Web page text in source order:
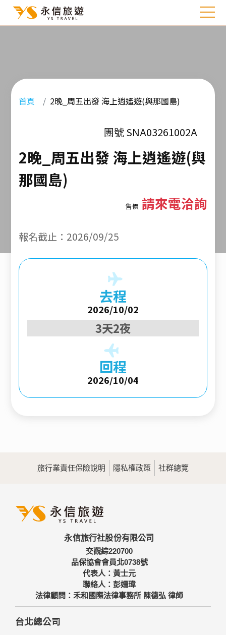
首頁 2晚_周五出發 海上逍遙遊(與那國島)
團號 SNA03261002A
2晚_周五出發 海上逍遙遊(與
那國島)
售價請來電洽詢
報名截止：2026/09/25
去程
2026/10/02
3天2夜
回程
2026/10/04
旅行業責任保險說明 隱私權政策 社群總覽
永信旅行社股份有限公司
交觀綜220700
品保協會會員北0738號
代表人：黃士元
聯絡人：彭姍瑋
法律顧問：禾和國際法律事務所 陳德弘 律師
台北總公司